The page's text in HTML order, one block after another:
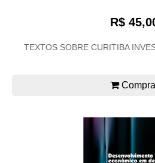
R$
TEXTOS SOBRE CURITIBA